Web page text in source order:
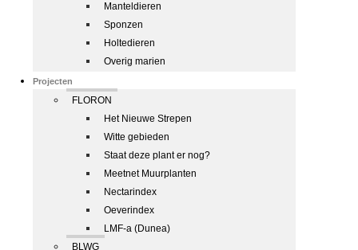
Manteldieren
Sponzen
Holtedieren
Overig marien
Projecten
FLORON
Het Nieuwe Strepen
Witte gebieden
Staat deze plant er nog?
Meetnet Muurplanten
Nectarindex
Oeverindex
LMF-a (Dunea)
BLWG